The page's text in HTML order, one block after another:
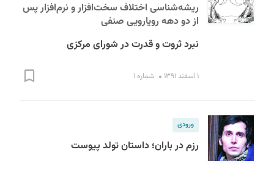
ریشه‌شناسی اختلاف سخت‌افزار و نرم‌افزار پس
از دو دهه رویارویی صنفی
نبرد ثروت و قدرت در شورای مرکزی
۱ اسفند ۱۳۹۱ شماره ۱
ورودی
رزم در باران؛ داستان تولد پیوست